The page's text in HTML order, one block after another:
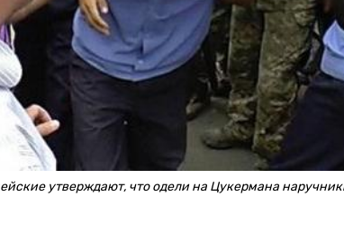
утверждают, что одели на Цукермана